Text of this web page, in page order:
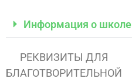
Информация о школе
РЕКВИЗИТЫ ДЛЯ
БЛАГОТВОРИТЕЛЬНОЙ